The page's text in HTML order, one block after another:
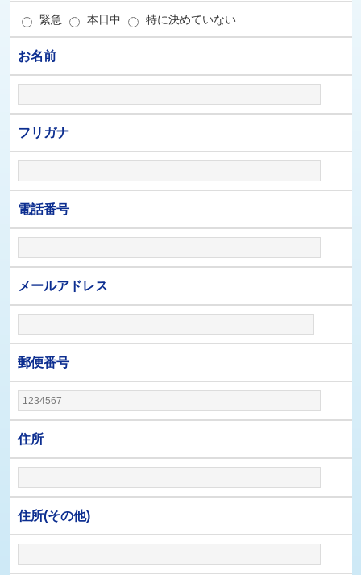
緊急 本日中 特に決めていない
お名前
フリガナ
電話番号
メールアドレス
郵便番号
住所
住所(その他)